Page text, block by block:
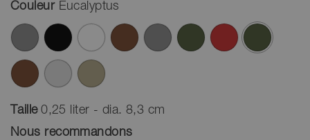
Couleur Eucalyptus
ont été
Taille 0,25 liter - dia. 8,3 cm
Nous recommandons